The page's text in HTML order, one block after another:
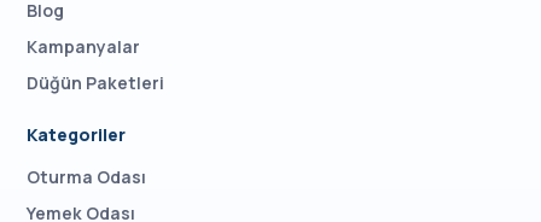
Blog
Kampanyalar
Düğün Paketleri
Kategoriler
Oturma Odası
Yemek Odası